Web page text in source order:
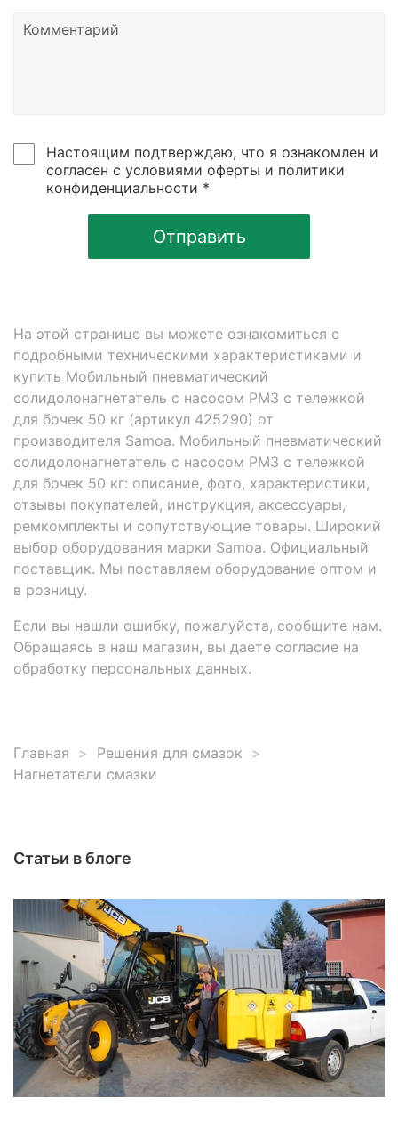
Настоящим подтверждаю, что я ознакомлен и
согласен с условиями оферты и политики
конфиденциальности *
Отправить
На этой странице вы можете ознакомиться с
подробными техническими характеристиками и
купить Мобильный пневматический
солидолонагнетатель с насосом PM3 с тележкой
для бочек 50 кг (артикул 425290) от
производителя Samoa. Мобильный пневматический
солидолонагнетатель с насосом PM3 с тележкой
для бочек 50 кг: описание, фото, характеристики,
отзывы покупателей, инструкция, аксессуары,
ремкомплекты и сопутствующие товары. Широкий
выбор оборудования марки Samoa. Официальный
поставщик. Мы поставляем оборудование оптом и
в розницу.
Если вы нашли ошибку, пожалуйста, сообщите нам.
Обращаясь в наш магазин, вы даете согласие на
обработку персональных данных.
Главная
Решения для смазок
Нагнетатели смазки
Статьи в блоге